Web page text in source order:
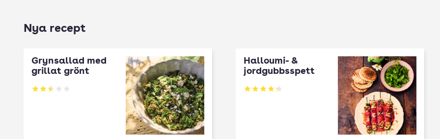
Nya recept
Grynsallad med
grillat grönt
Betyg: 2.5 av 5
Halloumi- &
jordgubbsspett
Betyg: 4.3 av 5